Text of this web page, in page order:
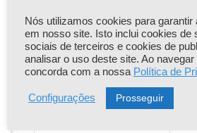
Nós utilizamos cookies para garantir
em nosso site. Isto inclui cookies de
sociais de terceiros e cookies de
analisar o uso deste site. Ao
concorda com a nossa Política de
Configurações Prosseguir